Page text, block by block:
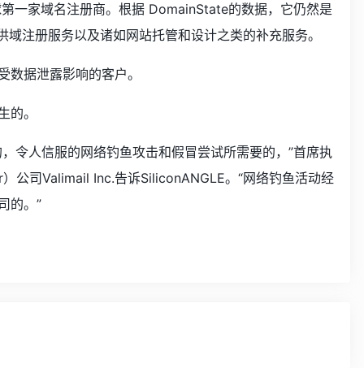
一家域名注册商。根据 DomainState的数据，它仍然是
注册服务以及诸如网站托管和设计之类的补充服务。
据泄露影响的客户。
。
令人信服的网络钓鱼攻击和假冒尝试所需要的，”首席执
公司Valimail Inc.告诉SiliconANGLE。“网络钓鱼活动经
的。”